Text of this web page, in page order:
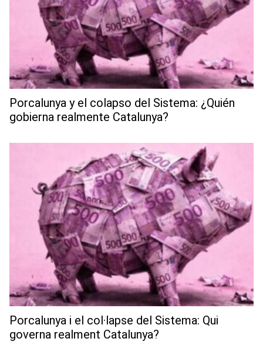
Porcalunya y el colapso del Sistema: ¿Quién
gobierna realmente Catalunya?
Porcalunya i el col·lapse del Sistema: Qui
governa realment Catalunya?